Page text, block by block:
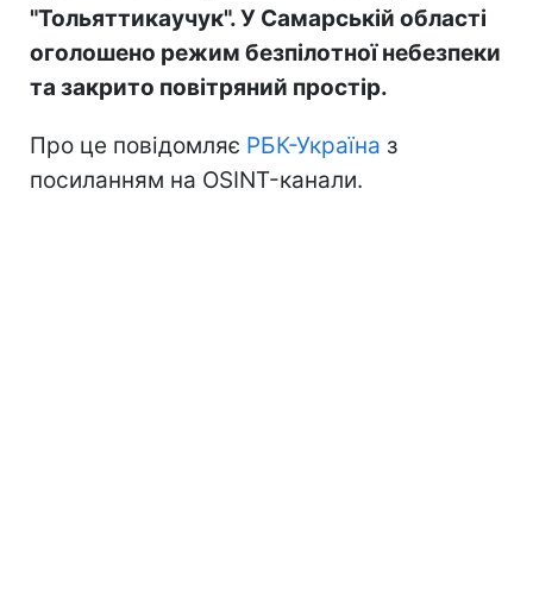
"Тольяттикаучук". У Самарській області
оголошено режим безпілотної небезпеки
та закрито повітряний простір.
Про це повідомляє РБК-Україна з
посиланням на OSINT-канали.